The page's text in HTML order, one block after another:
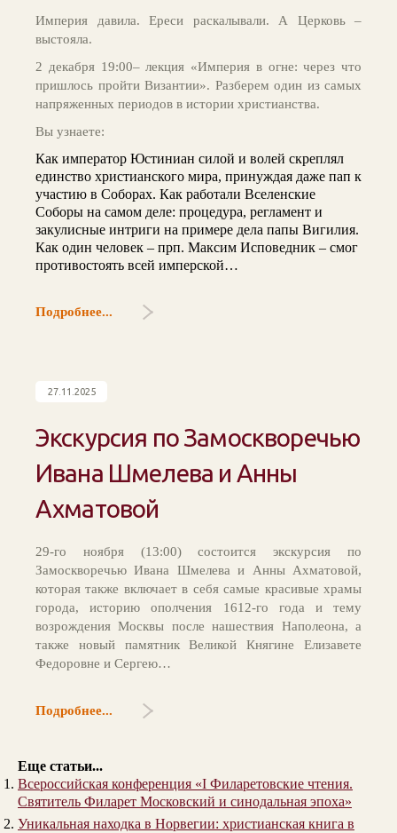
Империя давила. Ереси раскалывали. А Церковь –
выстояла.
2 декабря 19:00– лекция «Империя в огне: через что
пришлось пройти Византии». Разберем один из самых
напряженных периодов в истории христианства.
Вы узнаете:
Как император Юстиниан силой и волей скреплял
единство христианского мира, принуждая даже пап к
участию в Соборах. Как работали Вселенские
Соборы на самом деле: процедура, регламент и
закулисные интриги на примере дела папы Вигилия.
Как один человек – прп. Максим Исповедник – смог
противостоять всей имперской…
Подробнее...
27.11.2025
Экскурсия по Замоскворечью
Ивана Шмелева и Анны
Ахматовой
29-го ноября (13:00) состоится экскурсия по
Замоскворечью Ивана Шмелева и Анны Ахматовой,
которая также включает в себя самые красивые храмы
города, историю ополчения 1612-го года и тему
возрождения Москвы после нашествия Наполеона, а
также новый памятник Великой Княгине Елизавете
Федоровне и Сергею…
Подробнее...
Еще статьи...
Всероссийская конференция «I Филаретовские чтения.
Святитель Филарет Московский и синодальная эпоха»
Уникальная находка в Норвегии: христианская книга в